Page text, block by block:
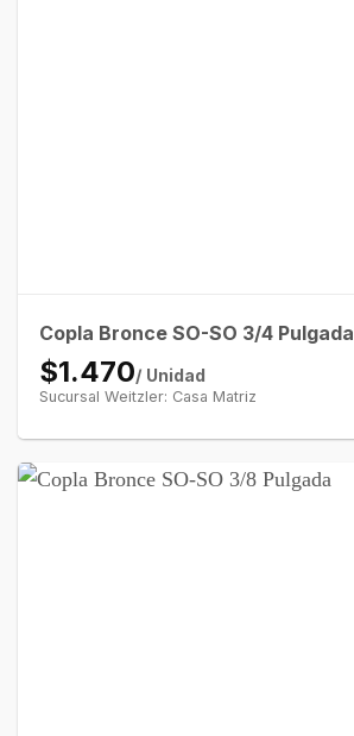
Copla Bronce SO-SO 3/4 Pulgada
$1.470/ Unidad
Sucursal Weitzler: Casa Matriz